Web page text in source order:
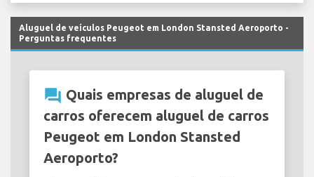
Aluguel de veículos Peugeot em London Stansted Aeroporto -
Perguntas frequentes
question_answer Quais empresas de aluguel de
carros oferecem aluguel de carros
Peugeot em London Stansted
Aeroporto?